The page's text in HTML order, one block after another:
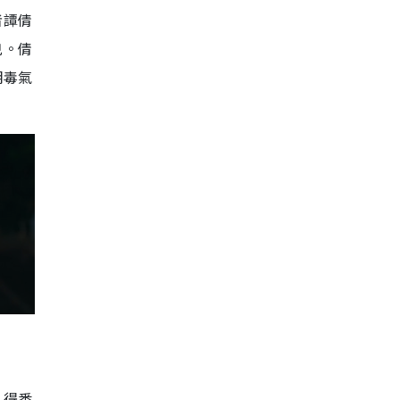
倩
倩
氣